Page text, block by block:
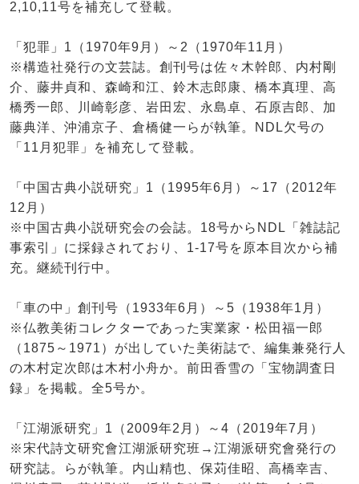
2,10,11号を補充して登載。
「犯罪」1（1970年9月）～2（1970年11月）
※構造社発行の文芸誌。創刊号は佐々木幹郎、内村剛
介、藤井貞和、森崎和江、鈴木志郎康、橋本真理、高
橋秀一郎、川崎彰彦、岩田宏、永島卓、石原吉郎、加
藤典洋、沖浦京子、倉橋健一らが執筆。NDL欠号の
「11月犯罪」を補充して登載。
「中国古典小説研究」1（1995年6月）～17（2012年
12月）
※中国古典小説研究会の会誌。18号からNDL「雑誌記
事索引」に採録されており、1-17号を原本目次から補
充。継続刊行中。
「車の中」創刊号（1933年6月）～5（1938年1月）
※仏教美術コレクターであった実業家・松田福一郎
（1875～1971）が出していた美術誌で、編集兼発行人
の木村定次郎は木村小舟か。前田香雪の「宝物調査日
録」を掲載。全5号か。
「江湖派研究」1（2009年2月）～4（2019年7月）
※宋代詩文研究會江湖派研究班→江湖派研究會発行の
研究誌。らが執筆。内山精也、保苅佳昭、高橋幸吉、